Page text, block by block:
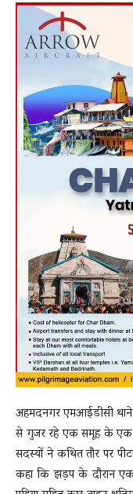
अहमदनगर एमआईडीसी
से गुजर रहे एक समूह के एक
सदस्यों ने कथित तौर पर
कहा कि झड़प के दौरान